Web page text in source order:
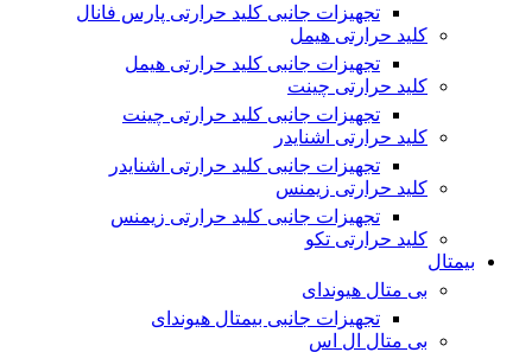
تجهیزات جانبی کلید حرارتی پارس فانال
کلید حرارتی هیمل
تجهیزات جانبی کلید حرارتی هیمل
کلید حرارتی چینت
تجهیزات جانبی کلید حرارتی چینت
کلید حرارتی اشنایدر
تجهیزات جانبی کلید حرارتی اشنایدر
کلید حرارتی زیمنس
تجهیزات جانبی کلید حرارتی زیمنس
کلید حرارتی تکو
بیمتال
بی متال هیوندای
تجهیزات جانبی بیمتال هیوندای
بی متال ال اس